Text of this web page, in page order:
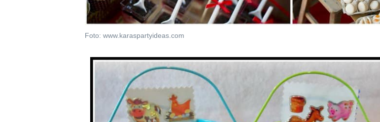
Foto: www.karaspartyideas.com